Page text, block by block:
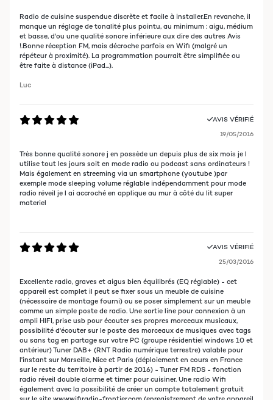
Radio de cuisine suspendue discrète et facile à installer.En revanche, il
manque un réglage de tonalité plus pointu, au minimum : aigu, médium
et basse, d'ou une qualité sonore inférieure aux dire des autres Avis
!.Bonne réception FM, mais décroche parfois en Wifi (malgré un
répéteur à proximité). La programmation pourrait être simplifiée ou
être faite à distance (iPad...).
Luc
AVIS VÉRIFIÉ
19/05/2016
Très bonne qualité sonore j en possède un depuis plus de six mois je l
utilise tout les jours soit en mode radio ou podcast sans ordinateurs !
Mais également en streeming via un smartphone (youtube )par
exemple mode sleeping volume réglable indépendamment pour mode
radio réveil je l ai accroché en applique au mur à côté du lit super
materiel
AVIS VÉRIFIÉ
25/03/2016
Excellente radio, graves et aigus bien équilibrés (EQ réglable) - cet
appareil est complet il peut se fixer sous un meuble de cuisine
(nécessaire de montage fourni) ou se poser simplement sur un meuble
comme un simple poste de radio. Une sortie line pour connexion à un
ampli HIFI, prise usb pour écouter ses propres morceaux musicaux,
possibilité d'écouter sur le poste des morceaux de musiques avec tags
ou sans tag en partage sur votre PC (groupe résidentiel windows 10 et
antérieur) Tuner DAB+ (RNT Radio numérique terrestre) valable pour
l'instant sur Marseille, Nice et Paris (déploiement en cours en France
sur le reste du territoire à partir de 2016) - Tuner FM RDS - fonction
radio réveil double alarme et timer pour cuisiner. Une radio Wifi
également avec la possibilité de créer un compte totalement gratuit